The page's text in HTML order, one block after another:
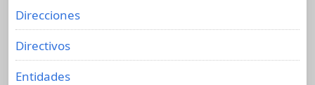
Direcciones
Directivos
Entidades